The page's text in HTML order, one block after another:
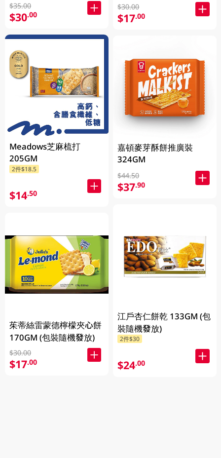
$35.00
$30.00
Meadows芝麻梳打
205GM
2件$18.5
$14.50
茱蒂絲雷蒙德檸檬夾心餅
170GM (包裝隨機發放)
$30.00
$17.00
$30.00
$17.00
嘉頓麥芽酥餅推廣裝
324GM
$44.50
$37.90
江戶杏仁餅乾 133GM (包
裝隨機發放)
2件$30
$24.00